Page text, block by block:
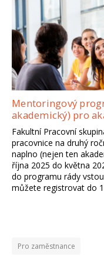
Mentoringový
akademický) pro
Fakultní Pracovní
pracovnice na druhý
naplno (nejen ten
října 2025 do května
do programu rády
můžete registrovat do
Pro zaměstnance